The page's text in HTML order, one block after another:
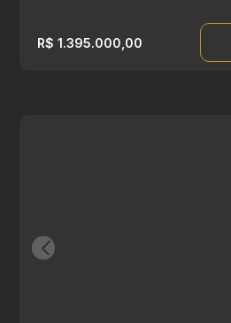
R$ 1.395.000,00